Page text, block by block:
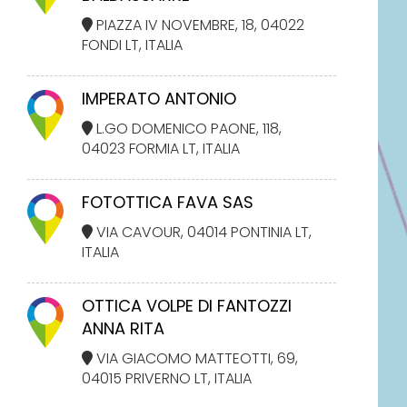
PIAZZA IV NOVEMBRE, 18, 04022
FONDI LT, ITALIA
IMPERATO ANTONIO
L.GO DOMENICO PAONE, 118,
04023 FORMIA LT, ITALIA
FOTOTTICA FAVA SAS
VIA CAVOUR, 04014 PONTINIA LT,
ITALIA
OTTICA VOLPE DI FANTOZZI
ANNA RITA
VIA GIACOMO MATTEOTTI, 69,
04015 PRIVERNO LT, ITALIA